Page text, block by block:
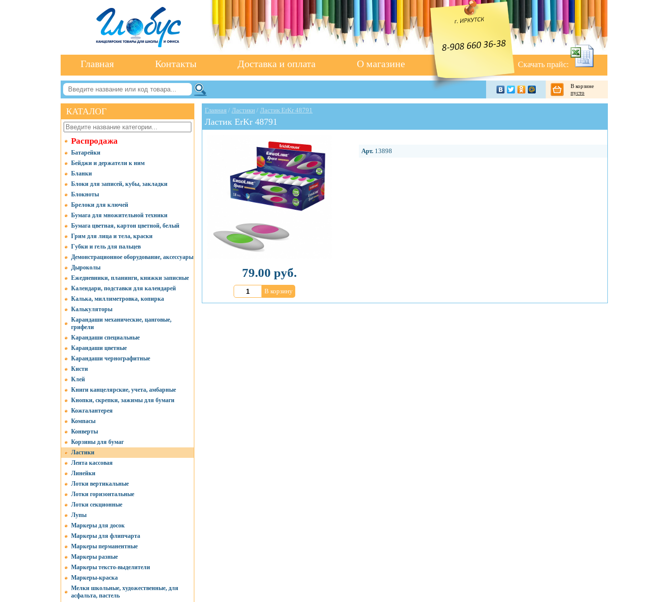
Скачать прайс:
Главная Контакты Доставка и оплата О магазине
В корзине
пусто
КАТАЛОГ
Распродажа
Батарейки
Бейджи и держатели к ним
Бланки
Блоки для записей, кубы, закладки
Блокноты
Брелоки для ключей
Бумага для множительной техники
Бумага цветная, картон цветной, белый
Грим для лица и тела, краски
Губки и гель для пальцев
Демонстрационное оборудование, аксессуары
Дыроколы
Ежедневники, планинги, книжки записные
Календари, подставки для календарей
Калька, миллиметровка, копирка
Калькуляторы
Карандаши механические, цанговые,
грифели
Карандаши специальные
Карандаши цветные
Карандаши чернографитные
Кисти
Клей
Книги канцелярские, учета, амбарные
Кнопки, скрепки, зажимы для бумаги
Кожгалантерея
Компасы
Конверты
Корзины для бумаг
Ластики
Лента кассовая
Линейки
Лотки вертикальные
Лотки горизонтальные
Лотки секционные
Лупы
Маркеры для досок
Маркеры для флипчарта
Маркеры перманентные
Маркеры разные
Маркеры тексто-выделители
Маркеры-краска
Мелки школьные, художественные, для
асфальта, пастель
Главная / Ластики / Ластик ErKr 48791
Ластик ErKr 48791
Арт. 13898
79.00 руб.
В корзину